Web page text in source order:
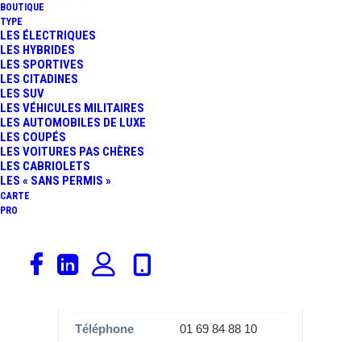
BOUTIQUE
TYPE
LES ÉLECTRIQUES
LES HYBRIDES
LES SPORTIVES
LES CITADINES
LES SUV
LES VÉHICULES MILITAIRES
LES AUTOMOBILES DE LUXE
LES COUPÉS
LES VOITURES PAS CHÈRES
LES CABRIOLETS
LES « SANS PERMIS »
CARTE
PRO
Informations
Marque
Adresse
Département
Téléphone 01 69 84 88 10